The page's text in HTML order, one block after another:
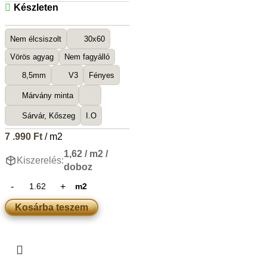
Készleten
Nem élcsiszolt 30x60
Vörös agyag Nem fagyálló
8,5mm V3 Fényes
Márvány minta
Sárvár, Kőszeg I.O
7 .990 Ft/ m2
Kiszerelés:
1,62 / m2 /
doboz
m2
Kosárba teszem